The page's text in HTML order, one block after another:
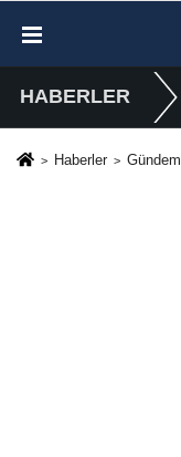
HABERLER
Haberler Gündem